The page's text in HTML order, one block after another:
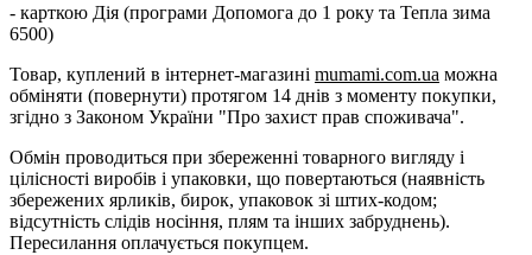
- карткою Дія (програми Допомога до 1 року та Тепла зима
6500)
Товар, куплений в інтернет-магазині mumami.com.ua можна
обміняти (повернути) протягом 14 днів з моменту покупки,
згідно з Законом України "Про захист прав споживача".
Обмін проводиться при збереженні товарного вигляду і
цілісності виробів і упаковки, що повертаються (наявність
збережених ярликів, бирок, упаковок зі штих-кодом;
відсутність слідів носіння, плям та інших забруднень).
Пересилання оплачується покупцем.